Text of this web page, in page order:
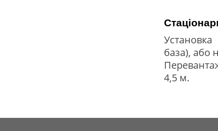
база), або
4,5 м.